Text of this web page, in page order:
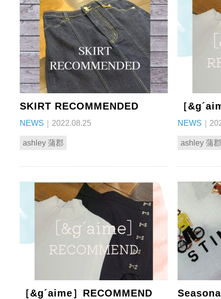
SKIRT RECOMMENDED
NEWS ｜2022.08.25
ashley 蒲郡
［
NEWS ｜
ashley 蒲郡
［&g´aime］RECOMMEND